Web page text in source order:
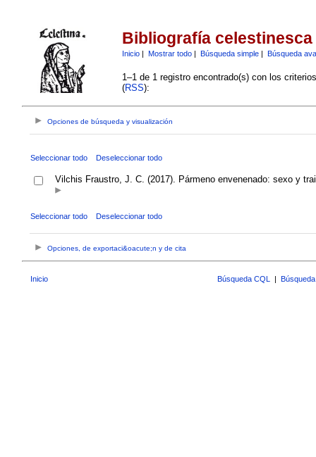
Bibliografía celestinesca
Inicio| Mostrar todo| Búsqueda simple| Búsqueda
1–1 de 1 registro encontrado(s) con los
(RSS):
Opciones de búsqueda y visualización
Seleccionar todo Deseleccionar todo
Vilchis Fraustro, J. C. (2017). Pármeno envenenado: sexo y
Seleccionar todo Deseleccionar todo
Opciones, de exportaci&oacute;n y de cita
Inicio Búsqueda CQL |